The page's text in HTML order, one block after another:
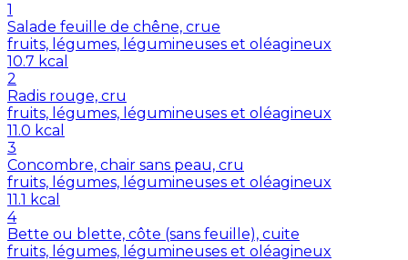
1
Salade feuille de chêne, crue
fruits, légumes, légumineuses et oléagineux
10.7 kcal
2
Radis rouge, cru
fruits, légumes, légumineuses et oléagineux
11.0 kcal
3
Concombre, chair sans peau, cru
fruits, légumes, légumineuses et oléagineux
11.1 kcal
4
Bette ou blette, côte (sans feuille), cuite
fruits, légumes, légumineuses et oléagineux